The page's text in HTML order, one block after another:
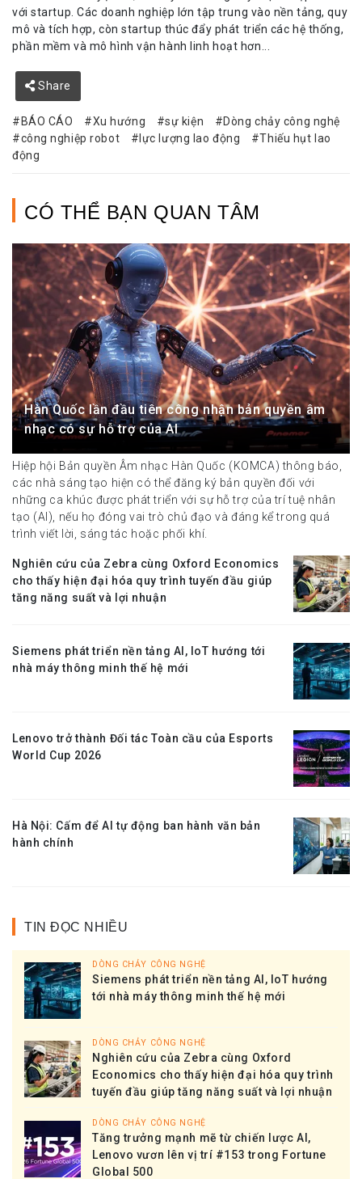
với startup. Các doanh nghiệp lớn tập trung vào nền tảng, quy
mô và tích hợp, còn startup thúc đẩy phát triển các hệ thống,
phần mềm và mô hình vận hành linh hoạt hơn...
Share
BÁO CÁO Xu hướng sự kiện
Dòng chảy công nghệ
công nghiệp robot
lực lượng lao động
Thiếu hụt lao
động
CÓ THỂ BẠN QUAN TÂM
Hàn Quốc lần đầu tiên công nhận bản quyền âm
nhạc có sự hỗ trợ của AI
Hiệp hội Bản quyền Âm nhạc Hàn Quốc (KOMCA) thông báo,
các nhà sáng tạo hiện có thể đăng ký bản quyền đối với
những ca khúc được phát triển với sự hỗ trợ của trí tuệ nhân
tạo (AI), nếu họ đóng vai trò chủ đạo và đáng kể trong quá
trình viết lời, sáng tác hoặc phối khí.
Nghiên cứu của Zebra cùng Oxford Economics
cho thấy hiện đại hóa quy trình tuyến đầu giúp
tăng năng suất và lợi nhuận
Siemens phát triển nền tảng AI, IoT hướng tới
nhà máy thông minh thế hệ mới
Lenovo trở thành Đối tác Toàn cầu của Esports
World Cup 2026
Hà Nội: Cấm để AI tự động ban hành văn bản
hành chính
TIN ĐỌC NHIỀU
DÒNG CHẢY CÔNG NGHỆ
Siemens phát triển nền tảng AI, IoT hướng
tới nhà máy thông minh thế hệ mới
DÒNG CHẢY CÔNG NGHỆ
Nghiên cứu của Zebra cùng Oxford
Economics cho thấy hiện đại hóa quy trình
tuyến đầu giúp tăng năng suất và lợi nhuận
DÒNG CHẢY CÔNG NGHỆ
Tăng trưởng mạnh mẽ từ chiến lược AI,
Lenovo vươn lên vị trí #153 trong Fortune
Global 500